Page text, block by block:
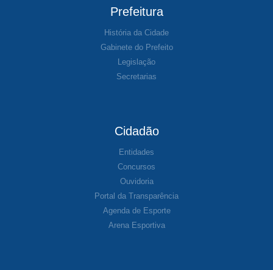
Prefeitura
História da Cidade
Gabinete do Prefeito
Legislação
Secretarias
Cidadão
Entidades
Concursos
Ouvidoria
Portal da Transparência
Agenda de Esporte
Arena Esportiva